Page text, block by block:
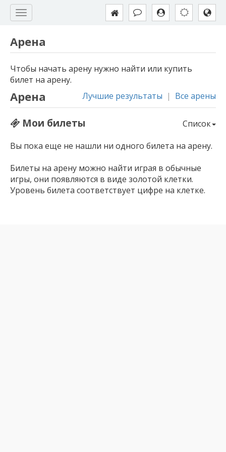
Арена
Чтобы начать арену нужно найти или купить
билет на арену.
Арена Лучшие результаты | Все арены
Мои билеты
Список
Вы пока еще не нашли ни одного билета на арену.
Билеты на арену можно найти играя в обычные
игры, они появляются в виде золотой клетки.
Уровень билета соответствует цифре на клетке.